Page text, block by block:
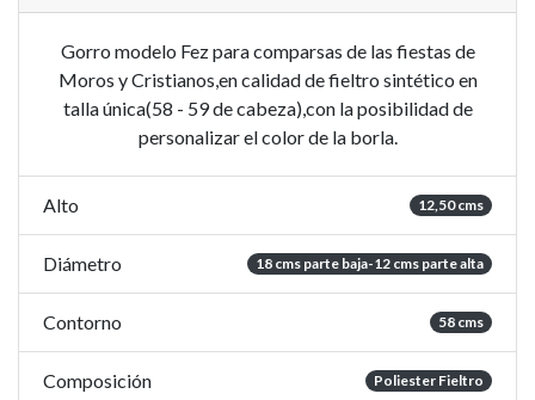
Gorro modelo Fez para comparsas de las fiestas de
Moros y Cristianos,en calidad de fieltro sintético en
talla única(58 - 59 de cabeza),con la posibilidad de
personalizar el color de la borla.
Alto 12,50 cms
Diámetro 18 cms parte baja-12 cms parte alta
Contorno 58 cms
Composición Poliester Fieltro